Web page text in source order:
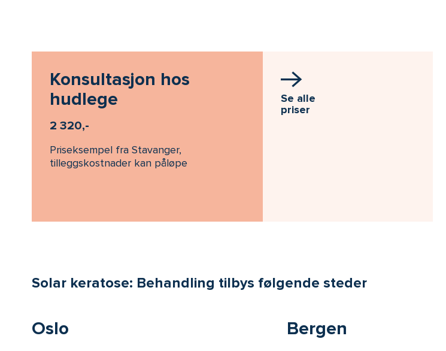
Konsultasjon hos
hudlege
2 320,-
Priseksempel fra Stavanger,
tilleggskostnader kan påløpe
Se alle
priser
Solar keratose: Behandling tilbys følgende steder
Oslo Bergen